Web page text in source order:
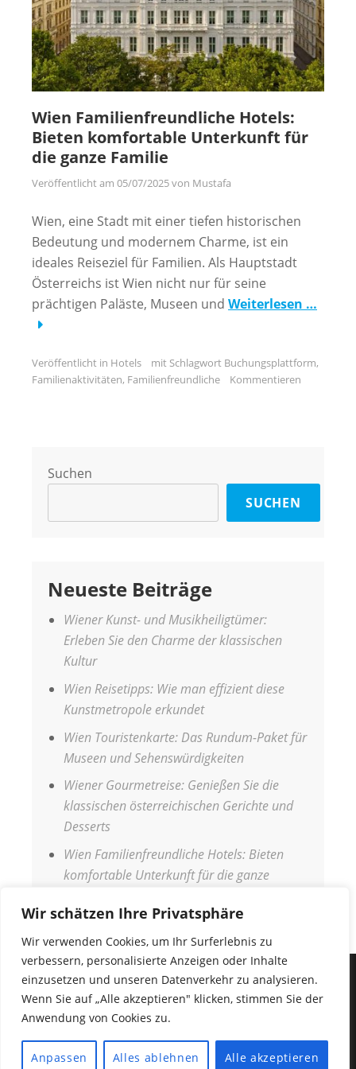
Wir schätzen Ihre Privatsphäre
Wir verwenden Cookies, um Ihr Surferlebnis zu
verbessern, personalisierte Anzeigen oder Inhalte
einzusetzen und unseren Datenverkehr zu analysieren.
Wenn Sie auf „Alle akzeptieren" klicken, stimmen Sie der
Anwendung von Cookies zu.
Anpassen Alles ablehnen Alle akzeptieren
Wien Familienfreundliche Hotels:
Bieten komfortable Unterkunft für
die ganze Familie
Veröffentlicht am 05/07/2025von Mustafa
Wien, eine Stadt mit einer tiefen historischen
Bedeutung und modernem Charme, ist ein
ideales Reiseziel für Familien. Als Hauptstadt
Österreichs ist Wien nicht nur für seine
prächtigen Paläste, Museen und Weiterlesen …
Veröffentlicht in Hotels mit Schlagwort Buchungsplattform,
Familienaktivitäten, Familienfreundliche Kommentieren
Suchen
SUCHEN
Neueste Beiträge
Wiener Kunst- und Musikheiligtümer:
Erleben Sie den Charme der klassischen
Kultur
Wien Reisetipps: Wie man effizient diese
Kunstmetropole erkundet
Wien Touristenkarte: Das Rundum-Paket für
Museen und Sehenswürdigkeiten
Wiener Gourmetreise: Genießen Sie die
klassischen österreichischen Gerichte und
Desserts
Wien Familienfreundliche Hotels: Bieten
komfortable Unterkunft für die ganze
IMPRESSUM
DATENSCHUTZERKLÄRUNG
COPYRIGHT © 2026URLAUB WELT • Fabulous
Fluid vonCatch Themes